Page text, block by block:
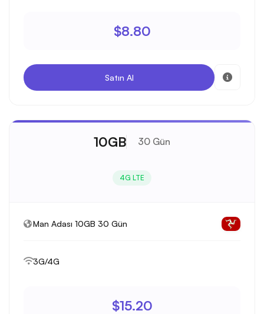
$8.80
Satın Al
10GB 30 Gün
4G LTE
Man Adası 10GB 30 Gün
3G/4G
$15.20